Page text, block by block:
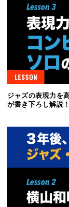
LESSON
ジャズの表現力を
が書き下ろし解説！